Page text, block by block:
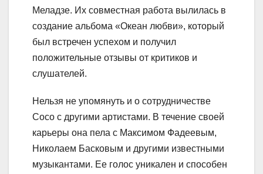
Меладзе. Их совместная работа вылилась в
создание альбома «Океан любви», который
был встречен успехом и получил
положительные отзывы от критиков и
слушателей.
Нельзя не упомянуть и о сотрудничестве
Сосо с другими артистами. В течение своей
карьеры она пела с Максимом Фадеевым,
Николаем Басковым и другими известными
музыкантами. Ее голос уникален и способен